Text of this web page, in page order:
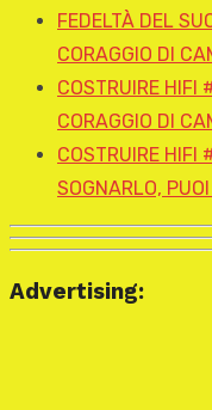
FEDELTÀ DEL
CORAGGIO DI
COSTRUIRE HIFI
CORAGGIO DI
COSTRUIRE HIFI
SOGNARLO,
Advertising: